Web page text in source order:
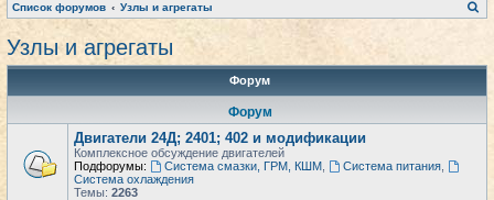
Список форумов Узлы и агрегаты
о
Узлы и агрегаты
Форум
Форум
Двигатели 24Д; 2401; 402 и модификации
Комплексное обсуждение двигателей
Подфорумы:
Система смазки, ГРМ, КШМ, Система питания,
Система охлаждения
Темы: 2263